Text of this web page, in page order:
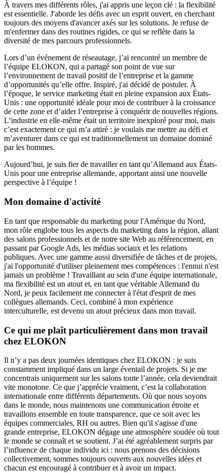
À travers mes différents rôles, j'ai appris une leçon clé : la flexibilité
est essentielle. J'aborde les défis avec un esprit ouvert, en cherchant
toujours des moyens d'avancer axés sur les solutions. Je refuse de
m'enfermer dans des routines rigides, ce qui se reflète dans la
diversité de mes parcours professionnels.
Lors d’un événement de réseautage, j’ai rencontré un membre de
l’équipe ELOKON, qui a partagé son point de vue sur
l’environnement de travail positif de l’entreprise et la gamme
d’opportunités qu’elle offre. Inspiré, j'ai décidé de postuler. À
l’époque, le service marketing était en pleine expansion aux États-
Unis : une opportunité idéale pour moi de contribuer à la croissance
de cette zone et d’aider l’entreprise à conquérir de nouvelles régions.
L’industrie en elle-même était un territoire inexploré pour moi, mais
c’est exactement ce qui m’a attiré : je voulais me mettre au défi et
m’aventurer dans ce qui est traditionnellement un domaine dominé
par les hommes.
Aujourd’hui, je suis fier de travailler en tant qu’Allemand aux États-
Unis pour une entreprise allemande, apportant ainsi une nouvelle
perspective à l’équipe !
Mon domaine d'activité
En tant que responsable du marketing pour l'Amérique du Nord,
mon rôle englobe tous les aspects du marketing dans la région, allant
des salons professionnels et de notre site Web au référencement, en
passant par Google Ads, les médias sociaux et les relations
publiques. Avec une gamme aussi diversifiée de tâches et de projets,
j'ai l'opportunité d'utiliser pleinement mes compétences : l'ennui n'est
jamais un problème ! Travaillant au sein d'une équipe internationale,
ma flexibilité est un atout et, en tant que véritable Allemand du
Nord, je peux facilement me connecter à l'état d'esprit de mes
collègues allemands. Ceci, combiné à mon expérience
interculturelle, est devenu un atout précieux dans mon travail.
Ce qui me plaît particulièrement dans mon travail
chez ELOKON
Il n’y a pas deux journées identiques chez ELOKON : je suis
constamment impliqué dans un large éventail de projets. Si je me
concentrais uniquement sur les salons toute l’année, cela deviendrait
vite monotone. Ce que j’apprécie vraiment, c’est la collaboration
internationale entre différents départements. Où que nous soyons
dans le monde, nous maintenons une communication étroite et
travaillons ensemble en toute transparence, que ce soit avec les
équipes commerciales, RH ou autres. Bien qu'il s'agisse d'une
grande entreprise, ELOKON dégage une atmosphère soudée où tout
le monde se connaît et se soutient. J’ai été agréablement surpris par
l’influence de chaque individu ici : nous prenons des décisions
collectivement, sommes toujours ouverts aux nouvelles idées et
chacun est encouragé à contribuer et à avoir un impact.